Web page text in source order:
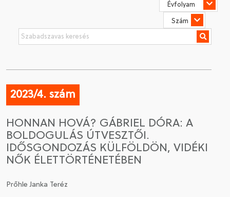
SZOCIOLÓGIAI SZEMLE
CSATLAKOZÁS A TÁRSASÁGHOZ / MEGÚJÍTOM A
TAGSÁGOMAT
2023/4. szám
HONNAN HOVÁ? GÁBRIEL DÓRA: A
BOLDOGULÁS ÚTVESZTŐI.
IDŐSGONDOZÁS KÜLFÖLDÖN, VIDÉKI
NŐK ÉLETTÖRTÉNETÉBEN
Prőhle Janka Teréz